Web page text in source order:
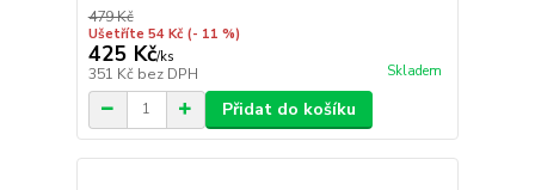
479 Kč
Ušetříte 54 Kč (- 11 %)
425 Kč/ks
351 Kč bez DPH Skladem
Přidat do košíku